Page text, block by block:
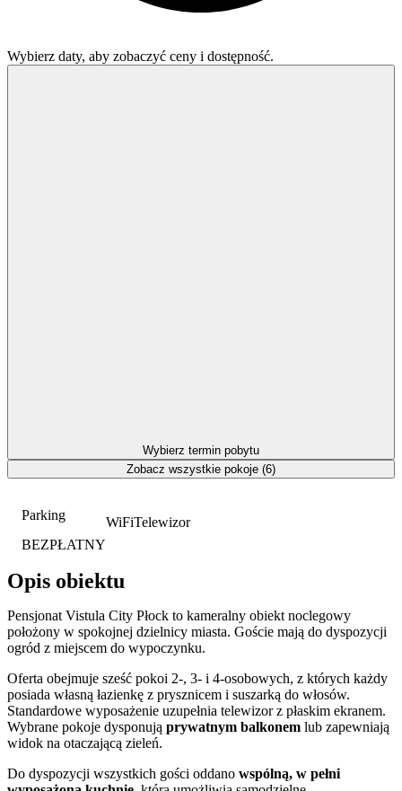
Parking
BEZPŁATNY
WiFiTelewizor
Opis obiektu
Pensjonat Vistula City Płock to kameralny obiekt noclegowy
położony w spokojnej dzielnicy miasta. Goście mają do dyspozycji
ogród z miejscem do wypoczynku.
Oferta obejmuje sześć pokoi 2-, 3- i 4-osobowych, z których każdy
posiada własną łazienkę z prysznicem i suszarką do włosów.
Standardowe wyposażenie uzupełnia telewizor z płaskim ekranem.
Wybrane pokoje dysponują prywatnym balkonem lub zapewniają
widok na otaczającą zieleń.
Do dyspozycji wszystkich gości oddano wspólną, w pełni
Wybierz daty, aby zobaczyć ceny i dostępność.
Wybierz termin pobytu
Zobacz wszystkie pokoje (6)